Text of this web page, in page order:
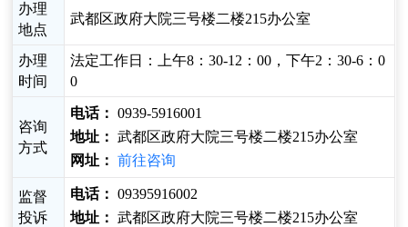
办理
地点
武都区政府大院三号楼二楼215办公室
办理
时间
法定工作日：上午8：30-12：00，下午2：30-6：0
0
咨询
方式
电话： 0939-5916001
地址： 武都区政府大院三号楼二楼215办公室
网址： 前往咨询
监督
投诉
电话： 09395916002
地址： 武都区政府大院三号楼二楼215办公室